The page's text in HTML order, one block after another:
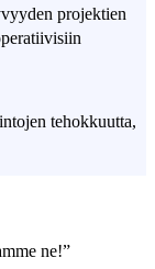
projektien
tehokkuutta,
ne!”